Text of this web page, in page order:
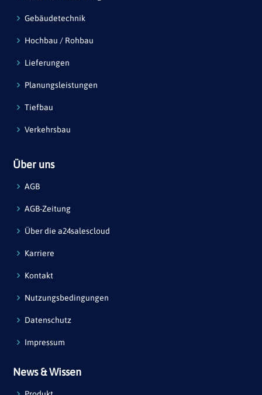
Gebäudetechnik
Hochbau / Rohbau
Lieferungen
Planungsleistungen
Tiefbau
Verkehrsbau
Über uns
AGB
AGB-Zeitung
Über die a24salescloud
Karriere
Kontakt
Nutzungsbedingungen
Datenschutz
Impressum
News & Wissen